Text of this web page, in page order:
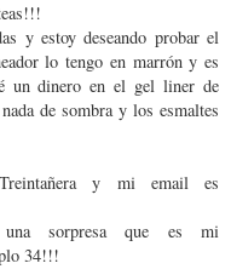
y estoy deseando probar el
lo tengo en marrón y es
un dinero en el gel liner de
de sombra y los esmaltes
y mi email es
sorpresa que es mi
34!!!